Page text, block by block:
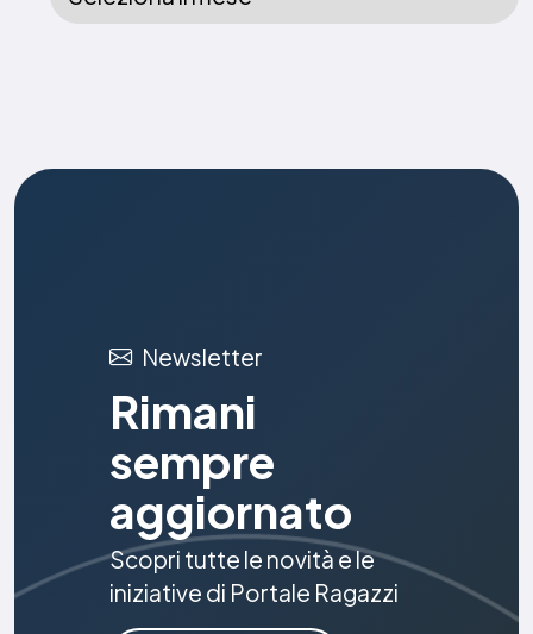
Newsletter
Rimani
sempre
aggiornato
Scopri tutte le novità e le
iniziative di Portale Ragazzi